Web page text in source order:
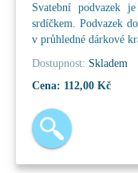
Svatební podvazek
srdíčkem. Podvazek
v průhledné dárkové
Dostupnost: Skladem
Cena: 112,00 Kč